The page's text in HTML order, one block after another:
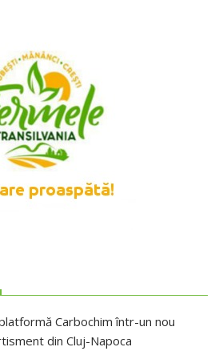
Carbochim într-un nou
din Cluj-Napoca